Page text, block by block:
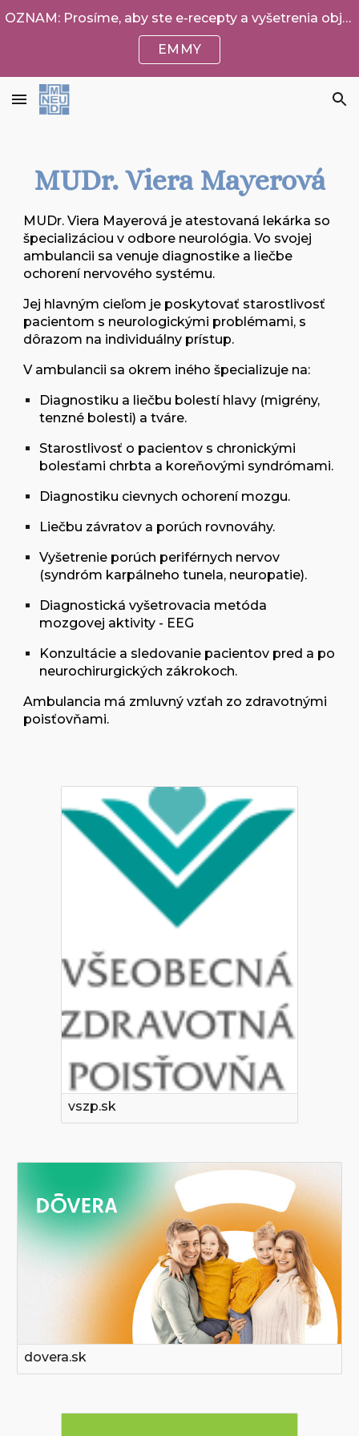
Skip to main content Skip to navigation
OZNAM: Prosíme, aby ste e-recepty a vyšetrenia objednávali cez EMMY. Tých, ktorí túto možnosť nemajú, objednávame v piatok 12:00-13:00 na 0911026277
EMMY
MUDr. Viera Mayerová
M UDr. Viera Mayerová je atestovaná lekárka so
špecializáciou v odbore neurológia. Vo svojej
ambulancii sa venuje diagnostike a liečbe
ochorení nervového systému.
Jej hlavným cieľom je poskytovať starostlivosť
pacientom s neurologickými problémami, s
dôrazom na individuálny prístup.
V ambulancii sa okrem iného špecializuje na:
Diagnostiku a liečbu bolestí hlavy (migrény,
tenzné bolesti) a tváre.
Starostlivosť o pacientov s chronickými
bolesťami chrbta a koreňovými syndrómami.
Diagnostiku cievnych ochorení mozgu.
Liečbu závratov a porúch rovnováhy.
Vyšetrenie porúch periférnych nervov
(syndróm karpálneho tunela, neuropatie).
Diagnostická vyšetrovacia metóda
mozgovej aktivity - EEG
Konzultácie a sledovanie pacientov pred a po
neurochirurgických zákrokoch.
Ambulancia má zmluvný vzťah zo zdravotnými
poisťovňami.
vszp.sk
dovera.sk